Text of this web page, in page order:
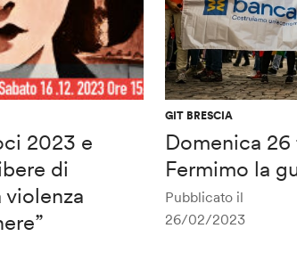
2023 e
di
GIT BRESCIA
Domenica
Fermimo la
Pubblicato il
26/02/2023